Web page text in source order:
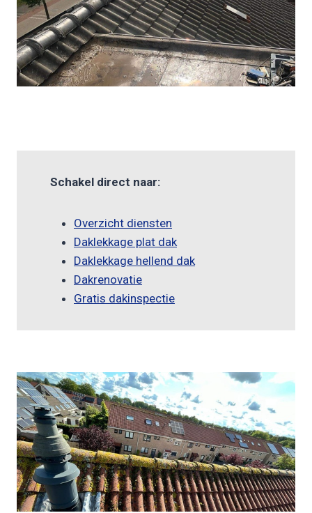
Schakel direct naar:
Overzicht diensten
Daklekkage plat dak
Daklekkage hellend dak
Dakrenovatie
Gratis dakinspectie